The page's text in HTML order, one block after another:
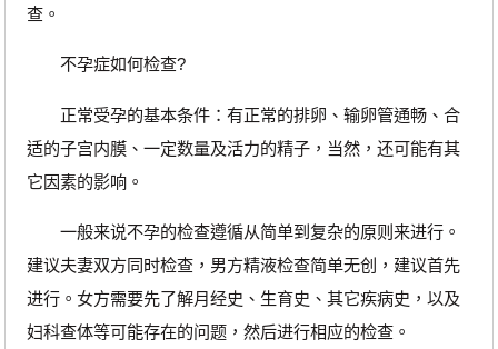
查。
不孕症如何检查?
正常受孕的基本条件：有正常的排卵、输卵管通畅、合
适的子宫内膜、一定数量及活力的精子，当然，还可能有其
它因素的影响。
一般来说不孕的检查遵循从简单到复杂的原则来进行。
建议夫妻双方同时检查，男方精液检查简单无创，建议首先
进行。女方需要先了解月经史、生育史、其它疾病史，以及
妇科查体等可能存在的问题，然后进行相应的检查。